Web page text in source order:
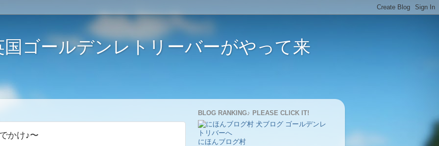
ゴールデンレトリーバーがやって来
かけ♪〜
BLOG RANKING♪ PLEASE CLICK IT!
にほんブログ村